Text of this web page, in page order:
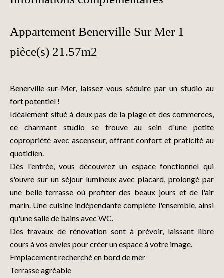
Appartement Benerville Sur Mer 1
pièce(s) 21.57m2
Benerville-sur-Mer, laissez-vous séduire par un studio au
fort potentiel !
Idéalement situé à deux pas de la plage et des commerces,
ce charmant studio se trouve au sein d'une petite
copropriété avec ascenseur, offrant confort et praticité au
quotidien.
Dès l'entrée, vous découvrez un espace fonctionnel qui
s'ouvre sur un séjour lumineux avec placard, prolongé par
une belle terrasse où profiter des beaux jours et de l'air
marin. Une cuisine indépendante complète l'ensemble, ainsi
qu'une salle de bains avec WC.
Des travaux de rénovation sont à prévoir, laissant libre
cours à vos envies pour créer un espace à votre image.
Emplacement recherché en bord de mer
Terrasse agréable